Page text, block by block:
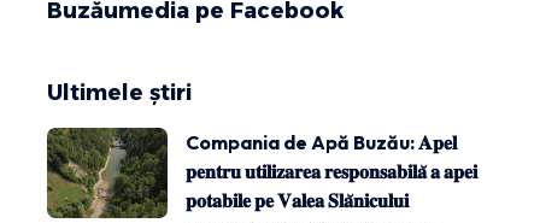
Buzăumedia pe Facebook
Ultimele știri
Compania de Apă Buzău: 𝐀𝐩𝐞𝐥
𝐩𝐞𝐧𝐭𝐫𝐮 𝐮𝐭𝐢𝐥𝐢𝐳𝐚𝐫𝐞𝐚 𝐫𝐞𝐬𝐩𝐨𝐧𝐬𝐚𝐛𝐢𝐥𝐚̆ 𝐚 𝐚𝐩𝐞𝐢
𝐩𝐨𝐭𝐚𝐛𝐢𝐥𝐞 𝐩𝐞 𝐕𝐚𝐥𝐞𝐚 𝐒𝐥𝐚̆𝐧𝐢𝐜𝐮𝐥𝐮𝐢